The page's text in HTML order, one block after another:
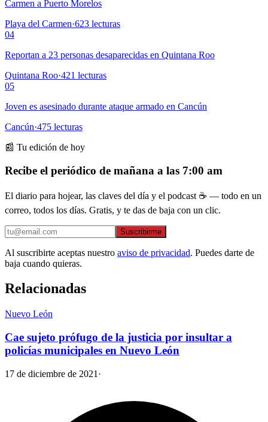
Carmen a Puerto Morelos
Playa del Carmen·623 lecturas
04
Reportan a 23 personas desaparecidas en Quintana Roo
Quintana Roo·421 lecturas
05
Joven es asesinado durante ataque armado en Cancún
Cancún·475 lecturas
📰 Tu edición de hoy
Recibe el periódico de mañana a las 7:00 am
El diario para hojear, las claves del día y el podcast ☕ — todo en un
correo, todos los días. Gratis, y te das de baja con un clic.
Suscribirme
Al suscribirte aceptas nuestro aviso de privacidad. Puedes darte de
baja cuando quieras.
Relacionadas
Nuevo León
Cae sujeto prófugo de la justicia por insultar a
policías municipales en Nuevo León
17 de diciembre de 2021 ·